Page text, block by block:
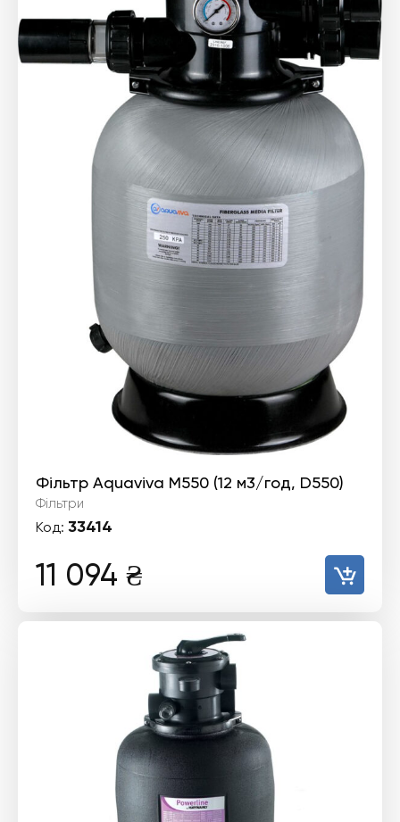
Фільтр Aquaviva M550 (12 м3/год, D550)
Фільтри
Код: 33414
11 094 ₴